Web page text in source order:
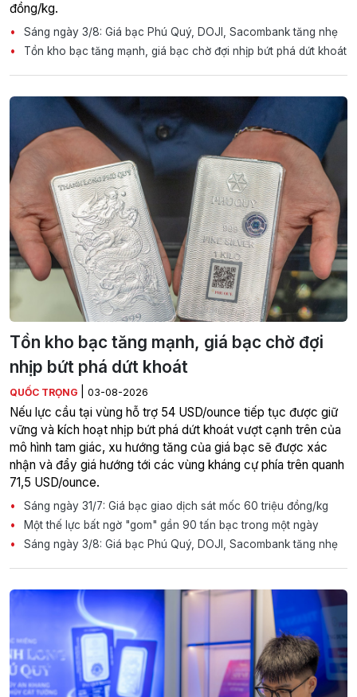
đồng/kg.
Sáng ngày 3/8: Giá bạc Phú Quý, DOJI, Sacombank tăng nhẹ
Tồn kho bạc tăng mạnh, giá bạc chờ đợi nhịp bứt phá dứt khoát
Tồn kho bạc tăng mạnh, giá bạc chờ đợi
nhịp bứt phá dứt khoát
QUỐC TRỌNG 03-08-2026
Nếu lực cầu tại vùng hỗ trợ 54 USD/ounce tiếp tục được giữ
vững và kích hoạt nhịp bứt phá dứt khoát vượt cạnh trên của
mô hình tam giác, xu hướng tăng của giá bạc sẽ được xác
nhận và đẩy giá hướng tới các vùng kháng cự phía trên quanh
71,5 USD/ounce.
Sáng ngày 31/7: Giá bạc giao dịch sát mốc 60 triệu đồng/kg
Một thế lực bất ngờ "gom" gần 90 tấn bạc trong một ngày
Sáng ngày 3/8: Giá bạc Phú Quý, DOJI, Sacombank tăng nhẹ